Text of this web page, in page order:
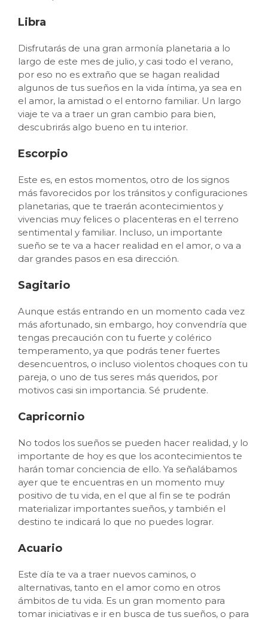
Libra
Disfrutarás de una gran armonía planetaria a lo
largo de este mes de julio, y casi todo el verano,
por eso no es extraño que se hagan realidad
algunos de tus sueños en la vida íntima, ya sea en
el amor, la amistad o el entorno familiar. Un largo
viaje te va a traer un gran cambio para bien,
descubrirás algo bueno en tu interior.
Escorpio
Este es, en estos momentos, otro de los signos
más favorecidos por los tránsitos y configuraciones
planetarias, que te traerán acontecimientos y
vivencias muy felices o placenteras en el terreno
sentimental y familiar. Incluso, un importante
sueño se te va a hacer realidad en el amor, o va a
dar grandes pasos en esa dirección.
Sagitario
Aunque estás entrando en un momento cada vez
más afortunado, sin embargo, hoy convendría que
tengas precaución con tu fuerte y colérico
temperamento, ya que podrás tener fuertes
desencuentros, o incluso violentos choques con tu
pareja, o uno de tus seres más queridos, por
motivos casi sin importancia. Sé prudente.
Capricornio
No todos los sueños se pueden hacer realidad, y lo
importante de hoy es que los acontecimientos te
harán tomar conciencia de ello. Ya señalábamos
ayer que te encuentras en un momento muy
positivo de tu vida, en el que al fin se te podrán
materializar importantes sueños, y también el
destino te indicará lo que no puedes lograr.
Acuario
Este día te va a traer nuevos caminos, o
alternativas, tanto en el amor como en otros
ámbitos de tu vida. Es un gran momento para
tomar iniciativas e ir en busca de tus sueños, o para